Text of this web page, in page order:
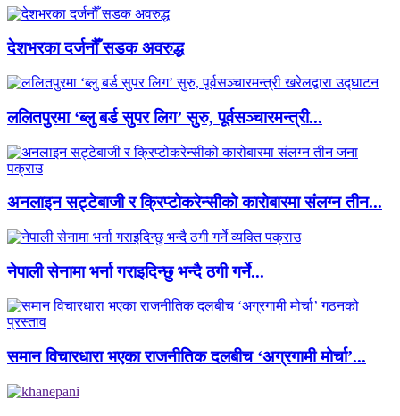
देशभरका दर्जनौँ सडक अवरुद्ध
ललितपुरमा ‘ब्लु बर्ड सुपर लिग’ सुरु, पूर्वसञ्चारमन्त्री...
अनलाइन सट्टेबाजी र क्रिप्टोकरेन्सीको कारोबारमा संलग्न तीन...
नेपाली सेनामा भर्ना गराइदिन्छु भन्दै ठगी गर्ने...
समान विचारधारा भएका राजनीतिक दलबीच ‘अग्रगामी मोर्चा’...